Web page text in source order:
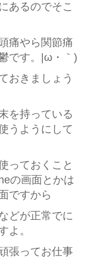
あるのでそこ
痛やら関節痛
です。|ω・｀)
おきましょう
を持っている
うようにして
っておくこと
の画面とかは
ですから
どが正常でに
よ。
張ってお仕事